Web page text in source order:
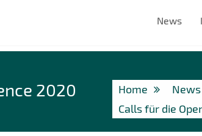
News
2020 Home
News
Calls für die